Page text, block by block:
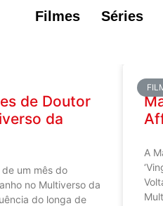
Filmes Séries
de Doutor
da
de um mês do
no Multiverso da
do longa de
A